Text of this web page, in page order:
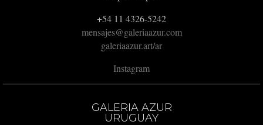
+54 11 4326-5242
mensajes@galeriaazur.com
galeriaazur.art/ar
Instagram
GALERIA AZUR
URUGUAY